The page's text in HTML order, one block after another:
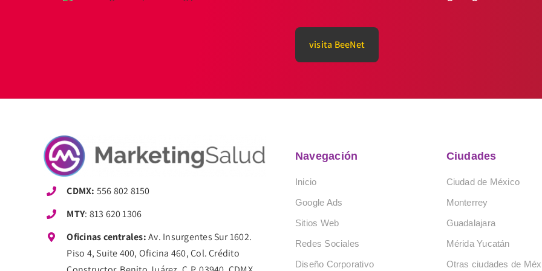
visita BeeNet
CDMX: 556 802 8150
MTY: 813 620 1306
Oficinas centrales:Av. Insurgentes Sur 1602.
Piso 4, Suite 400, Oficina 460, Col. Crédito
Navegación
Inicio
Google Ads
Sitios Web
Redes Sociales
Diseño Corporativo
Ciudades
Ciudad de México
Monterrey
Guadalajara
Mérida Yucatán
Otras ciudades de